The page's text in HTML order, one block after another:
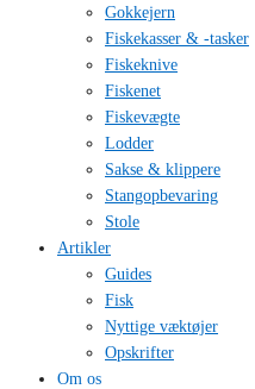
Gokkejern
Fiskekasser & -tasker
Fiskeknive
Fiskenet
Fiskevægte
Lodder
Sakse & klippere
Stangopbevaring
Stole
Artikler
Guides
Fisk
Nyttige væktøjer
Opskrifter
Om os